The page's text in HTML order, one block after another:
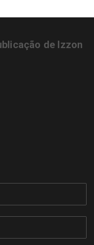
de Izzon